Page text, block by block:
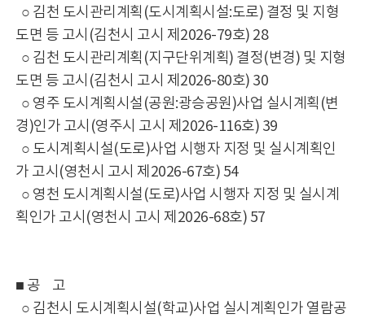
○ 김천 도시관리계획(도시계획시설:도로) 결정 및 지형
도면 등 고시(김천시 고시 제2026-79호) 28
○ 김천 도시관리계획(지구단위계획) 결정(변경) 및 지형
도면 등 고시(김천시 고시 제2026-80호) 30
○ 영주 도시계획시설(공원:광승공원)사업 실시계획(변
경)인가 고시(영주시 고시 제2026-116호) 39
○ 도시계획시설(도로)사업 시행자 지정 및 실시계획인
가 고시(영천시 고시 제2026-67호) 54
○ 영천 도시계획시설(도로)사업 시행자 지정 및 실시계
획인가 고시(영천시 고시 제2026-68호) 57
■ 공 고
○ 김천시 도시계획시설(학교)사업 실시계획인가 열람공